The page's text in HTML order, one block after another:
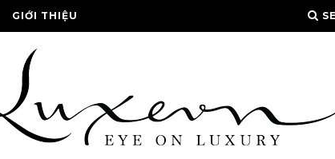
GIỚI THIỆU